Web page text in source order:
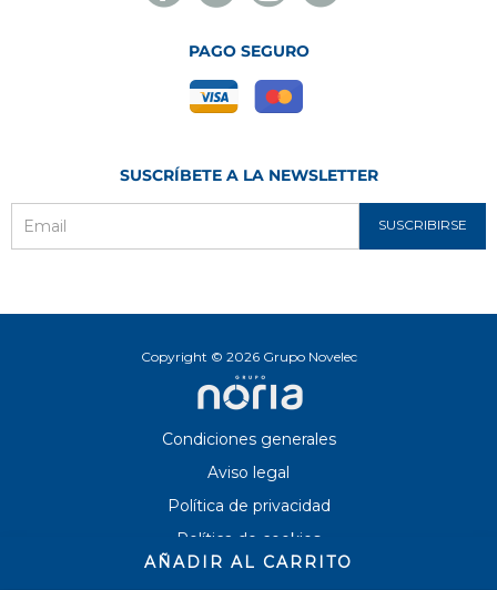
AÑADIR AL CARRITO
PAGO SEGURO
SUSCRÍBETE A LA NEWSLETTER
SUSCRIBIRSE
Copyright © 2026 Grupo Novelec
Condiciones generales
Aviso legal
Política de privacidad
Política de cookies